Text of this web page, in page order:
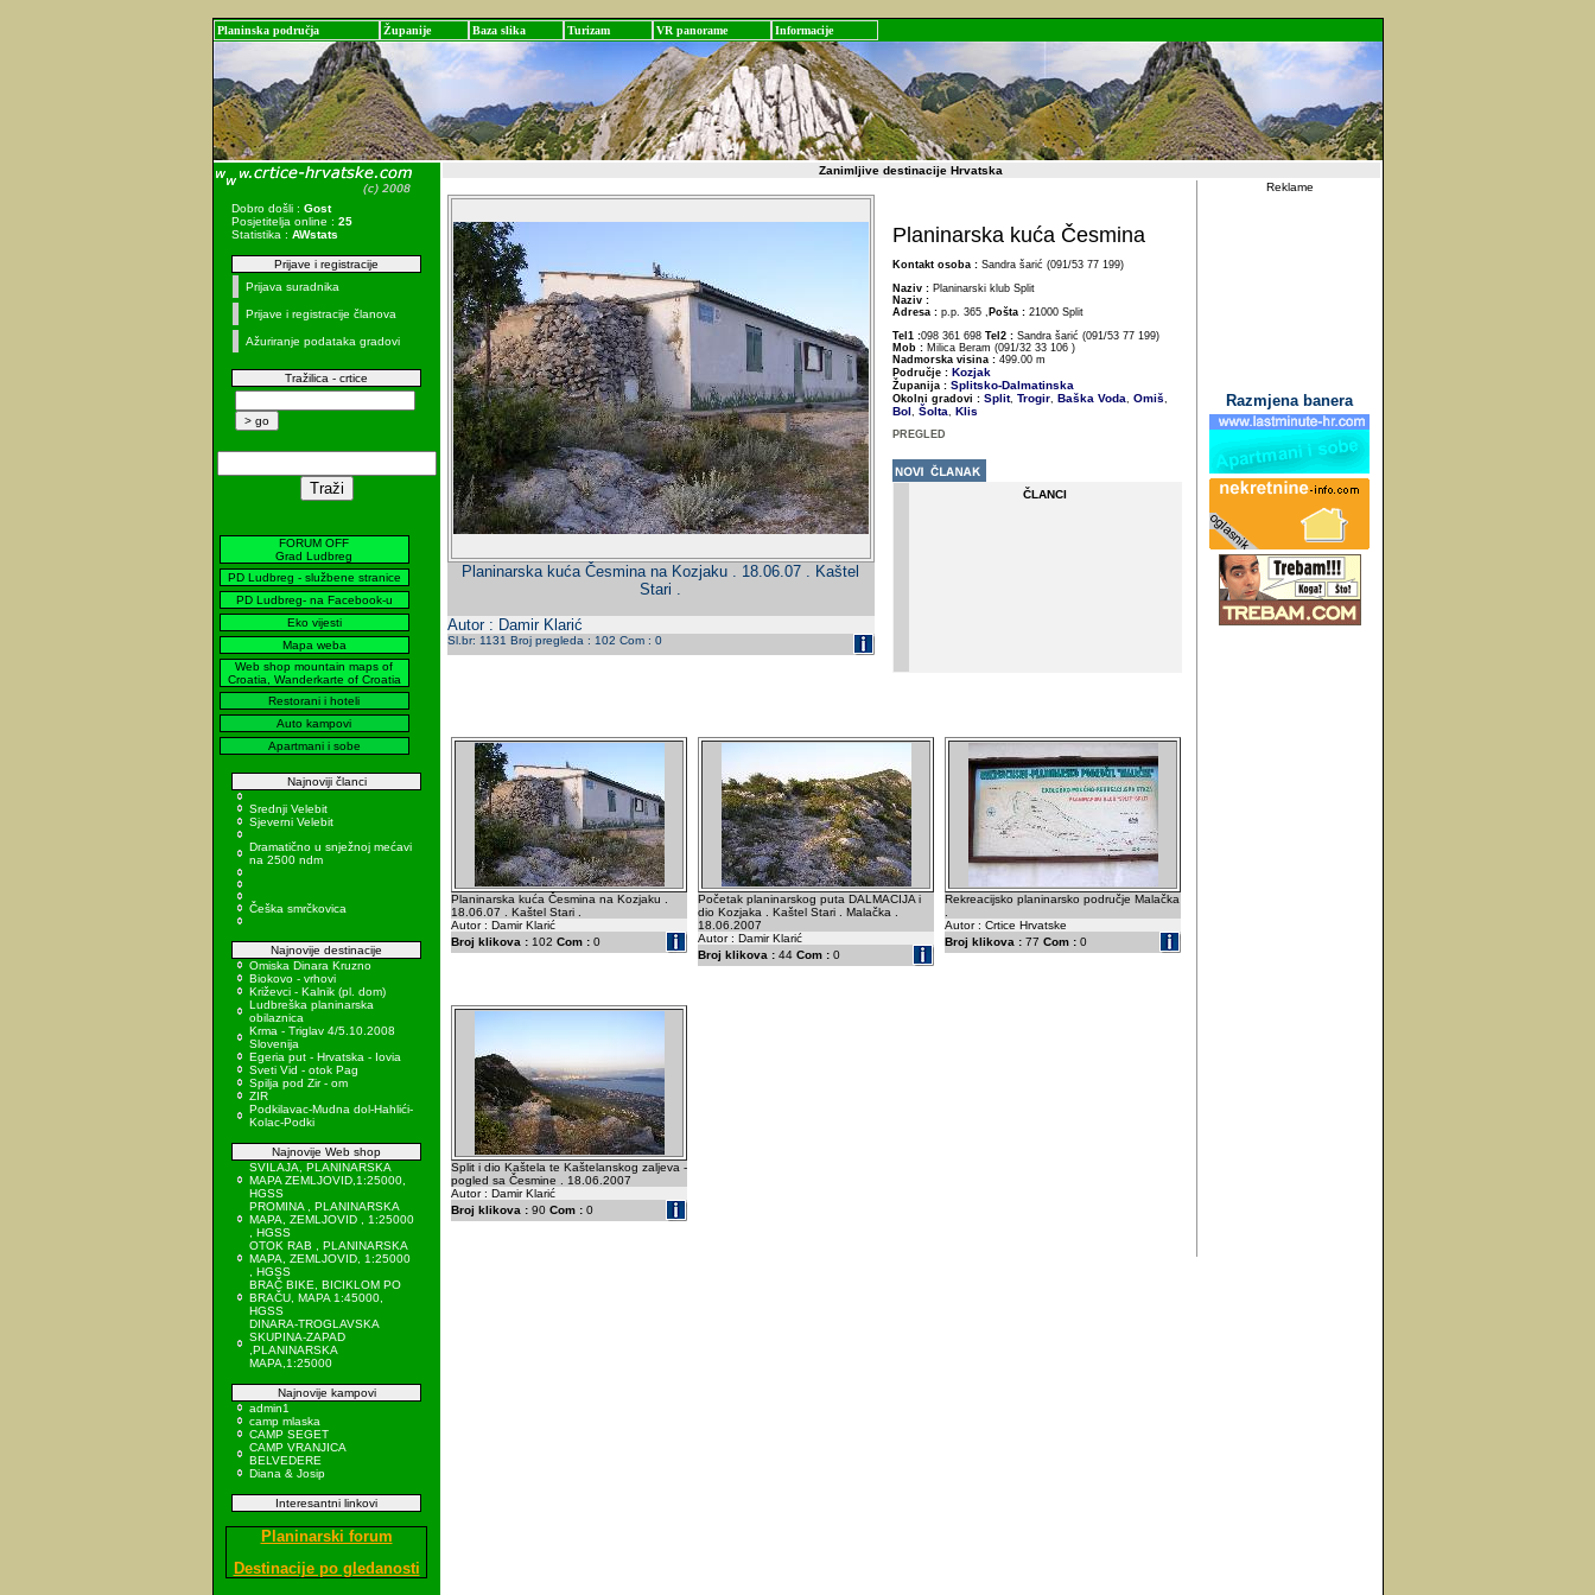
Planinska područja Županije Baza slika Turizam VR panorame Informacije
Dobro došli : Gost
Posjetitelja online : 25
Statistika : AWstats
Prijave i registracije
Prijava suradnika
Prijave i registracije članova
Ažuriranje podataka gradovi
Tražilica - crtice
FORUM OFF
Grad Ludbreg
PD Ludbreg - službene stranice
PD Ludbreg- na Facebook-u
Eko vijesti
Mapa weba
Web shop mountain maps of
Croatia, Wanderkarte of Croatia
Restorani i hoteli
Auto kampovi
Apartmani i sobe
Najnoviji članci
Srednji Velebit
Sjeverni Velebit
Dramatično u snježnoj mećavi
na 2500 ndm
Češka smrčkovica
Najnovije destinacije
Omiska Dinara Kruzno
Biokovo - vrhovi
Križevci - Kalnik (pl. dom)
Ludbreška planinarska
obilaznica
Krma - Triglav 4/5.10.2008
Slovenija
Egeria put - Hrvatska - Iovia
Sveti Vid - otok Pag
Spilja pod Zir - om
ZIR
Podkilavac-Mudna dol-Hahlići-
Kolac-Podki
Najnovije Web shop
SVILAJA, PLANINARSKA
MAPA ZEMLJOVID,1:25000,
HGSS
PROMINA , PLANINARSKA
MAPA, ZEMLJOVID , 1:25000
, HGSS
OTOK RAB , PLANINARSKA
MAPA, ZEMLJOVID, 1:25000
, HGSS
BRAČ BIKE, BICIKLOM PO
BRAČU, MAPA 1:45000,
HGSS
DINARA-TROGLAVSKA
SKUPINA-ZAPAD
,PLANINARSKA
MAPA,1:25000
Najnovije kampovi
admin1
camp mlaska
CAMP SEGET
CAMP VRANJICA
BELVEDERE
Diana & Josip
Interesantni linkovi
Planinarski forum
Destinacije po gledanosti
Zanimljive destinacije Hrvatska
Planinarska kuća Česmina na Kozjaku . 18.06.07 . Kaštel
Stari .
Autor : Damir Klarić
Sl.br: 1131 Broj pregleda : 102 Com : 0
Planinarska kuća Česmina
Kontakt osoba : Sandra šarić (091/53 77 199)
Naziv : Planinarski klub Split
Naziv :
Adresa : p.p. 365 , Pošta : 21000 Split
Tel1 :098 361 698 Tel2 : Sandra šarić (091/53 77 199)
Mob : Milica Beram (091/32 33 106 )
Nadmorska visina : 499.00 m
Područje : Kozjak
Županija : Splitsko-Dalmatinska
Okolni gradovi : Split, Trogir, Baška Voda, Omiš,
Bol, Šolta, Klis
PREGLED
ČLANCI
Planinarska kuća Česmina na Kozjaku .
18.06.07 . Kaštel Stari .
Autor : Damir Klarić
Broj klikova : 102 Com : 0
Početak planinarskog puta DALMACIJA i
dio Kozjaka . Kaštel Stari . Malačka .
18.06.2007
Autor : Damir Klarić
Broj klikova : 44 Com : 0
Rekreacijsko planinarsko područje Malačka
Autor : Crtice Hrvatske
Broj klikova : 77 Com : 0
Split i dio Kaštela te Kaštelanskog zaljeva -
pogled sa Česmine . 18.06.2007
Autor : Damir Klarić
Broj klikova : 90 Com : 0
Reklame
Razmjena banera